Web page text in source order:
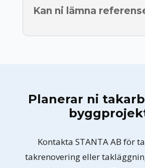
Kan ni lämna
Planerar ni
Kontakta STANTA AB för
takrenovering eller